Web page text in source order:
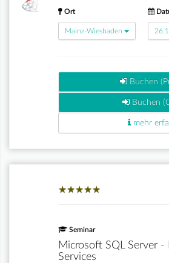
Ort
Mainz-Wiesbaden
Buchen
Buchen
mehr
★★★★★
★★★★★
Seminar
Microsoft SQL Server -
Services